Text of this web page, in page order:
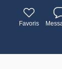
Favoris